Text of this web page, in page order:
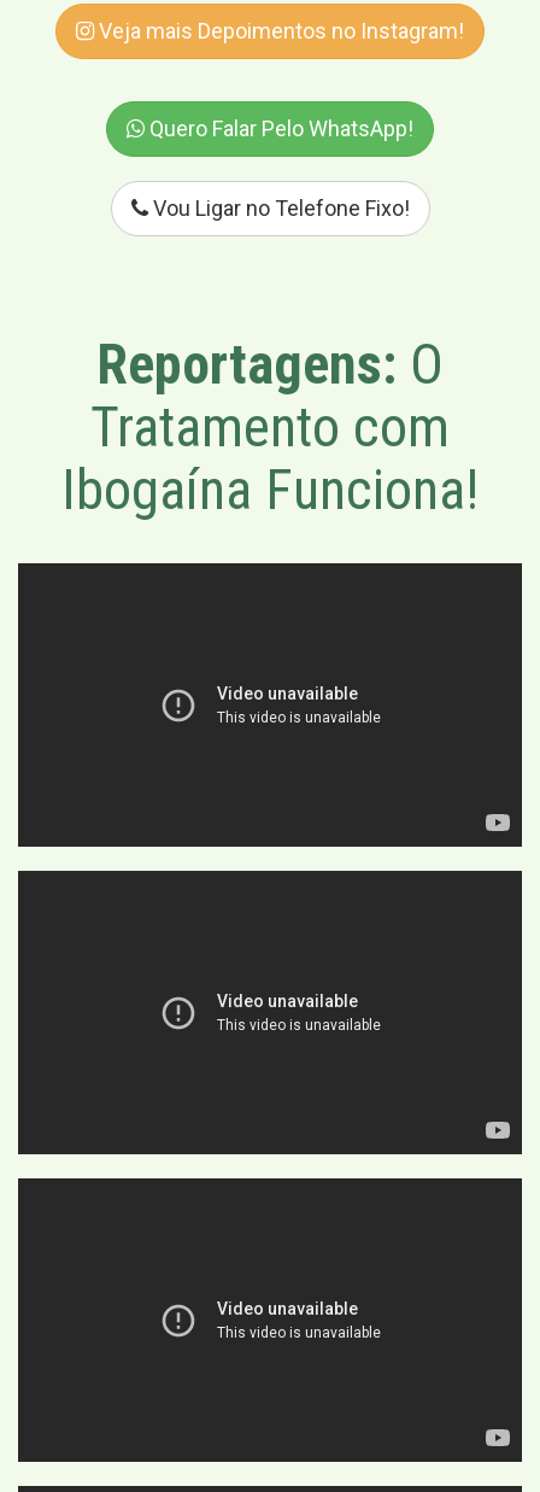
Veja mais Depoimentos no Instagram!
Quero Falar Pelo WhatsApp!
Vou Ligar no Telefone Fixo!
Reportagens: O
Tratamento com
Ibogaína Funciona!